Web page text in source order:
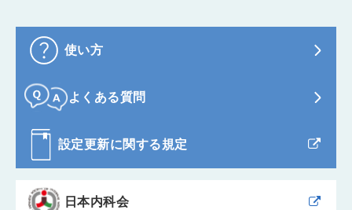
使い方
よくある質問
設定更新に関する規定
日本内科会